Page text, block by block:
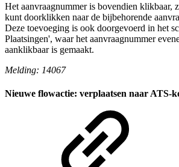
Het aanvraagnummer is bovendien klikbaar,
kunt doorklikken naar de bijbehorende
Deze toevoeging is ook doorgevoerd in het
Plaatsingen', waar het aanvraagnummer
aanklikbaar is gemaakt.
Melding: 14067
Nieuwe flowactie: verplaatsen naar ATS-